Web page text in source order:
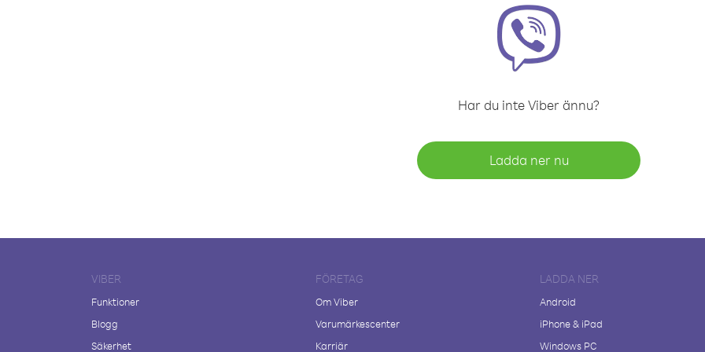
Har du inte Viber ännu?
Ladda ner nu
VIBER
Funktioner
Blogg
Säkerhet
FÖRETAG
Om Viber
Varumärkescenter
Karriär
LADDA NER
Android
iPhone & iPad
Windows PC